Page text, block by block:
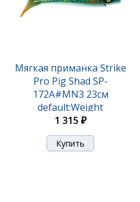
Big, 230 мм, 95 гр,
(11-MMB-
Мягкая приманка Strike
Pro Pig Shad SP-
172A#MN3 23см
default:Weight
1 315 ₽